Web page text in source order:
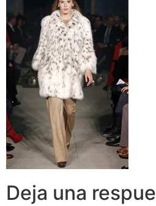
Deja una